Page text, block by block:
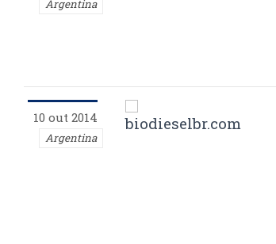
Argentina
10 out 2014
Argentina